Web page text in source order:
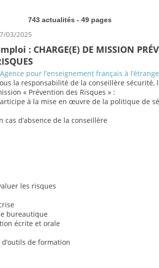
743 actualités - 49 pages
03/2025
: CHARGE(E) DE MISSION
pour l’enseignement français à
la responsabilité de la conseillère sécurité,
« Prévention des Risques » :
à la mise en œuvre de la politique de
cas d’absence de la conseillère
les risques
bureautique
écrite et orale
de formation